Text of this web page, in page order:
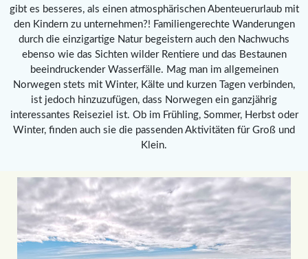
gibt es besseres, als einen atmosphärischen Abenteuerurlaub mit
den Kindern zu unternehmen?! Familiengerechte Wanderungen
durch die einzigartige Natur begeistern auch den Nachwuchs
ebenso wie das Sichten wilder Rentiere und das Bestaunen
beeindruckender Wasserfälle. Mag man im allgemeinen
Norwegen stets mit Winter, Kälte und kurzen Tagen verbinden,
ist jedoch hinzuzufügen, dass Norwegen ein ganzjährig
interessantes Reiseziel ist. Ob im Frühling, Sommer, Herbst oder
Winter, finden auch sie die passenden Aktivitäten für Groß und
Klein.